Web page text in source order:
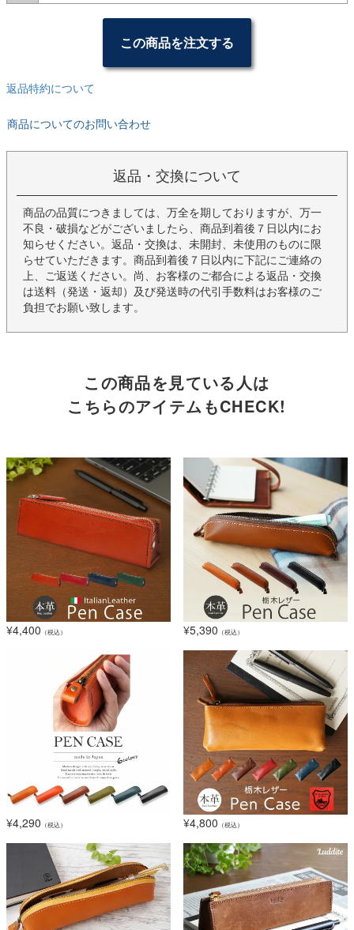
この商品を注文する
返品特約について
商品についてのお問い合わせ
返品・交換について
商品の品質につきましては、万全を期しておりますが、万一
不良・破損などがございましたら、商品到着後７日以内にお
知らせください。返品・交換は、未開封、未使用のものに限
らせていただきます。商品到着後７日以内に下記にご連絡の
上、ご返送ください。尚、お客様のご都合による返品・交換
は送料（発送・返却）及び発送時の代引手数料はお客様のご
負担でお願い致します。
この商品を見ている人は
こちらのアイテムもCHECK!
¥4,400 （税込） ¥5,390 （税込）
¥4,290 （税込） ¥4,800 （税込）